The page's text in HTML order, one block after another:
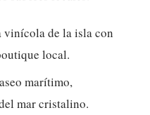
vinícola de la isla con
local.
marítimo,
mar cristalino.